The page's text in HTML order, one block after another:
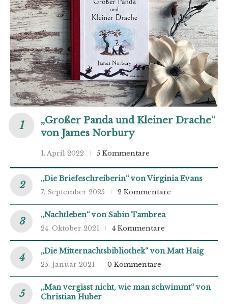
„Großer Panda und Kleiner Drache“
von James Norbury
1. April 2022 5 Kommentare
„Die Briefeschreiberin“ von Virginia Evans
7. September 2025 2 Kommentare
„Nachtleben“ von Sabin Tambrea
24. Oktober 2021 4 Kommentare
„Die Mitternachtsbibliothek“ von Matt Haig
25. Januar 2021 0 Kommentare
„Man vergisst nicht, wie man schwimmt“ von
Christian Huber